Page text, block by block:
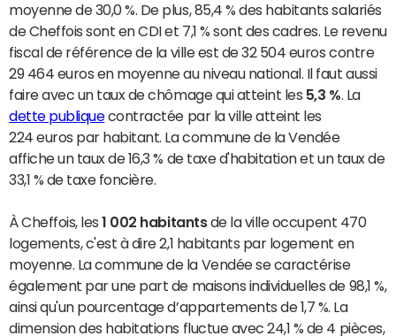
moyenne de 30,0 %. De plus, 85,4 % des habitants salariés
de Cheffois sont en CDI et 7,1 % sont des cadres. Le revenu
fiscal de référence de la ville est de 32 504 euros contre
29 464 euros en moyenne au niveau national. Il faut aussi
faire avec un taux de chômage qui atteint les 5,3 % . La
dette publiquecontractée par la ville atteint les
224 euros par habitant. La commune de la Vendée
affiche un taux de 16,3 % de taxe d'habitation et un taux de
33,1 % de taxe foncière.
À Cheffois, les1 002 habitantsde la ville occupent 470
logements, c'est à dire 2,1 habitants par logement en
moyenne. La commune de la Vendée se caractérise
également par une part de maisons individuelles de 98,1 %,
ainsi qu'un pourcentage d’appartements de 1,7 %. La
dimension des habitations fluctue avec 24,1 % de 4 pièces,